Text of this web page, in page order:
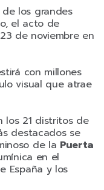
los grandes
el acto de
de noviembre en
con millones
visual que atrae
los 21 distritos de
destacados se
de la Puerta
en el
España y los